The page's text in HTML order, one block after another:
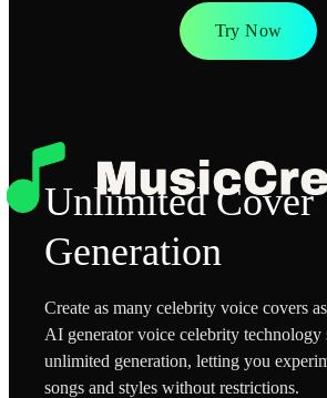
Try Now
Unlimited Cover
Generation
Create as many celebrity voice covers
AI generator voice celebrity technology
unlimited generation, letting you
songs and styles without restrictions.